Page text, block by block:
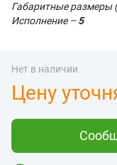
Габаритные размеры
Исполнение –5
Нет в наличии
Цену